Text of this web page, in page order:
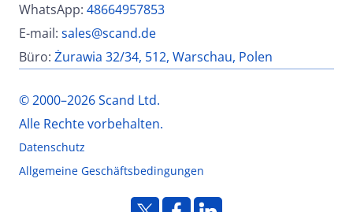
© 2000–2026 Scand Ltd.
Alle Rechte vorbehalten.
Datenschutz
Allgemeine Geschäftsbedingungen
WhatsApp: 48664957853
E-mail: sales@scand.de
Büro: Żurawia 32/34, 512, Warschau, Polen